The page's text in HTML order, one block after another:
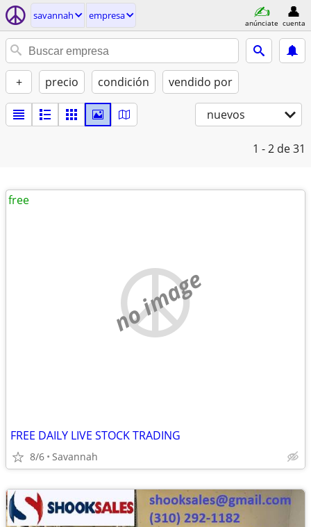
savannah empresa
anúnciate cuenta
+ precio condición vendido por
nuevos
1 - 2 de 31
no image
FREE DAILY LIVE STOCK TRADING
8/6 Savannah
free